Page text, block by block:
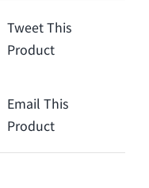
Tweet This
Product
Email This
Product